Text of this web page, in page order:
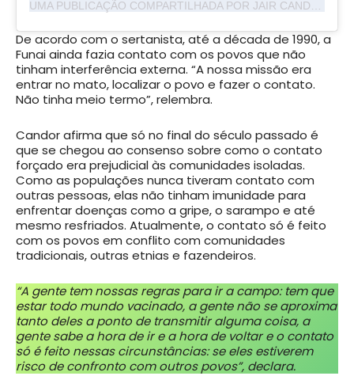
UMA PUBLICAÇÃO COMPARTILHADA POR JAIR CANDOR (@CANDORJAIR)
De acordo com o sertanista, até a década de 1990, a
Funai ainda fazia contato com os povos que não
tinham interferência externa. “A nossa missão era
entrar no mato, localizar o povo e fazer o contato.
Não tinha meio termo”, relembra.
Candor afirma que só no final do século passado é
que se chegou ao consenso sobre como o contato
forçado era prejudicial às comunidades isoladas.
Como as populações nunca tiveram contato com
outras pessoas, elas não tinham imunidade para
enfrentar doenças como a gripe, o sarampo e até
mesmo resfriados. Atualmente, o contato só é feito
com os povos em conflito com comunidades
tradicionais, outras etnias e fazendeiros.
“A gente tem nossas regras para ir a campo: tem que
estar todo mundo vacinado, a gente não se aproxima
tanto deles a ponto de transmitir alguma coisa, a
gente sabe a hora de ir e a hora de voltar e o contato
só é feito nessas circunstâncias: se eles estiverem
risco de confronto com outros povos”, declara.